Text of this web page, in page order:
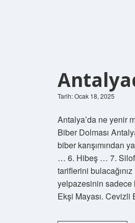
Tarih: Ocak 18, 2025
Antalya’da ne yenir
Biber Dolması
biber karışımından
… 6. Hibeş … 7.
tariflerini
yelpazesinin sadece
Ekşi Mayası. Cevizli